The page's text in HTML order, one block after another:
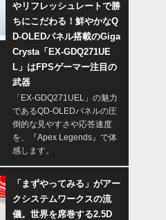
やリフレッシュレートで勝
ちにこだわる！鮮やかなQ
D-OLEDパネル搭載のGiga
Crysta「EX-GDQ271UE
L」はFPSゲーマー注目の
武器
「EX-GDQ271UEL」の魅力
であるQD-OLEDパネルの圧
倒的な見やすさや応答速度
を、『Apex Legends』で体
感します。
「まずやってみる」がアー
クシステムワークスの流
儀。世界を席巻する2.5D